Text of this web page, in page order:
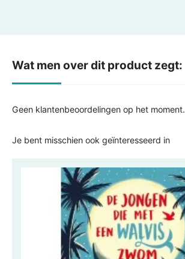
Wat men over dit product zegt:
Geen klantenbeoordelingen op het moment.
Je bent misschien ook geïnteresseerd in